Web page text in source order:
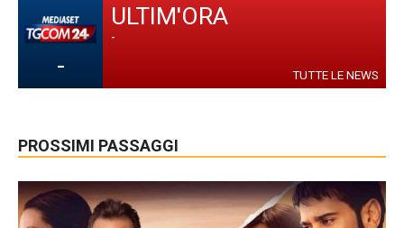
-
ULTIM'ORA
-
TUTTE LE NEWS
PROSSIMI PASSAGGI